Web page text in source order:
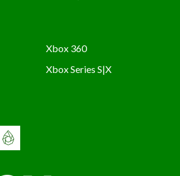
Xbox 360
Xbox Series S|X